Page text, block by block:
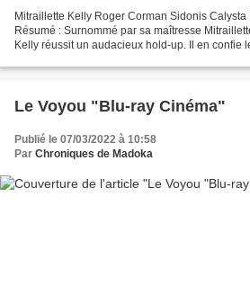
Mitraillette Kelly Roger Corman Sidonis
Résumé : Surnommé par sa maîtresse
Kelly réussit un audacieux hold-up. Il en confie
Le Voyou "Blu-ray Cinéma"
Publié le 07/03/2022 à 10:58
Par Chroniques de Madoka